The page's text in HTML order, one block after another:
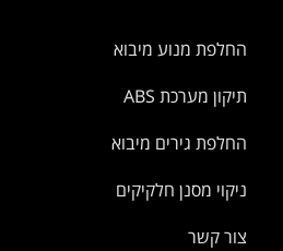
החלפת מנוע מיבוא
תיקון מערכת ABS
החלפת גירים מיבוא
ניקוי מסנן חלקיקים
צור קשר